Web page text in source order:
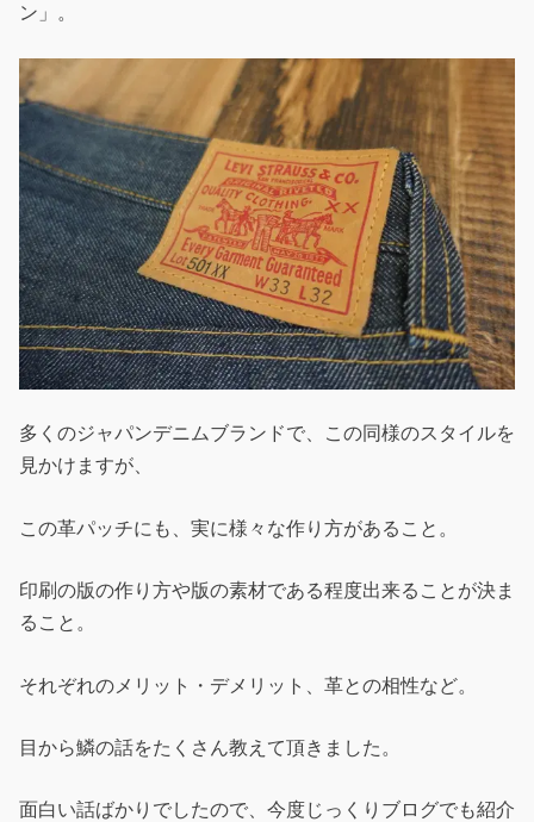
ン」。
多くのジャパンデニムブランドで、この同様のスタイルを
見かけますが、
この革パッチにも、実に様々な作り方があること。
印刷の版の作り方や版の素材である程度出来ることが決ま
ること。
それぞれのメリット・デメリット、革との相性など。
目から鱗の話をたくさん教えて頂きました。
面白い話ばかりでしたので、今度じっくりブログでも紹介